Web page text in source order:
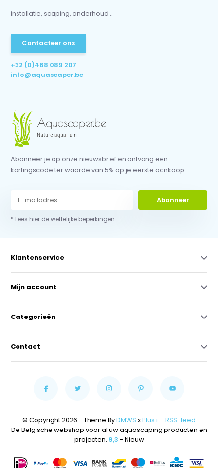
installatie, scaping, onderhoud...
Contacteer ons
+32 (0)468 089 207
info@aquascaper.be
Abonneer je op onze nieuwsbrief en ontvang een
kortingscode ter waarde van 5% op je eerste aankoop.
Abonneer
* Lees hier de wettelijke beperkingen
Klantenservice
Mijn account
Categorieën
Contact
© Copyright 2026 - Theme ByDMWS xPlus+ - RSS-feed
De Belgische webshop voor al uw aquascaping producten en
projecten. 9,3 - Nieuw